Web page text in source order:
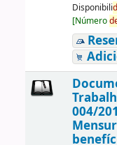
Disponibili
[Número
004/